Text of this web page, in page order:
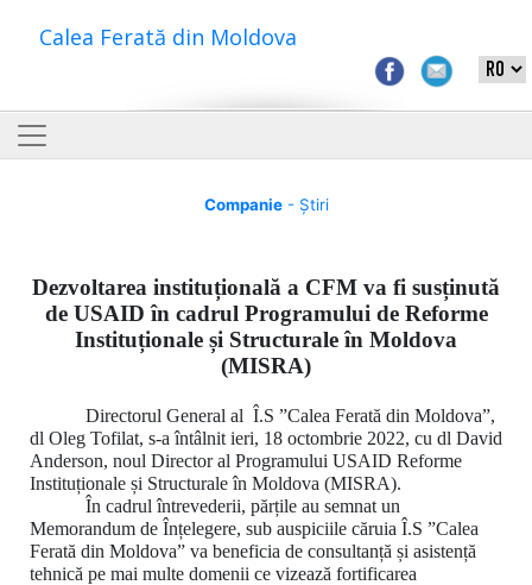
Calea Ferată din Moldova
Companie- Știri
Dezvoltarea instituțională a CFM va fi susținută
de USAID în cadrul Programului de Reforme
Instituționale și Structurale în Moldova
(MISRA)
Directorul General al Î.S ”Calea Ferată din Moldova”,
dl Oleg Tofilat, s-a întâlnit ieri, 18 octombrie 2022, cu dl David
Anderson, noul Director al Programului USAID Reforme
Instituționale și Structurale în Moldova (MISRA).
În cadrul întrevederii, părțile au semnat un
Memorandum de Înțelegere, sub auspiciile căruia Î.S ”Calea
Ferată din Moldova” va beneficia de consultanță și asistență
tehnică pe mai multe domenii ce vizează fortificarea